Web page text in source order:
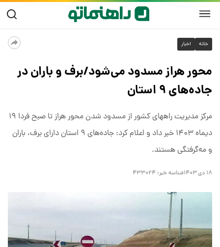
خانه اخبار
محور هراز مسدود می‌شود/برف و باران در
جاده‌های ۹ استان
مرکز مدیریت راههای کشور از مسدود شدن محور هراز تا صبح فردا ۱۹
دیماه ۱۴۰۳ خبر داد و اعلام کرد: جاده‌های ۹ استان دارای برف، باران
و مه‌گرفتگی هستند.
۱۸ دی ۱۴۰۳ شناسه خبر: ۴۳۳۰۲۴